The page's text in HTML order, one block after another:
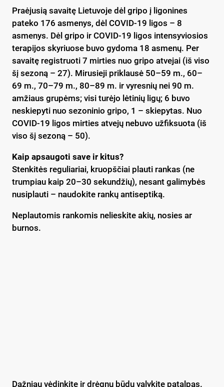
Praėjusią savaitę Lietuvoje dėl gripo į ligonines
pateko 176 asmenys, dėl COVID-19 ligos – 8
asmenys. Dėl gripo ir COVID-19 ligos intensyviosios
terapijos skyriuose buvo gydoma 18 asmenų. Per
savaitę registruoti 7 mirties nuo gripo atvejai (iš viso
šį sezoną – 27). Mirusieji priklausė 50–59 m., 60–
69 m., 70–79 m., 80–89 m. ir vyresnių nei 90 m.
amžiaus grupėms; visi turėjo lėtinių ligų; 6 buvo
neskiepyti nuo sezoninio gripo, 1 – skiepytas. Nuo
COVID-19 ligos mirties atvejų nebuvo užfiksuota (iš
viso šį sezoną – 50).
Kaip apsaugoti save ir kitus?
Stenkitės reguliariai, kruopščiai plauti rankas (ne
trumpiau kaip 20–30 sekundžių), nesant galimybės
nusiplauti – naudokite rankų antiseptiką.
Neplautomis rankomis nelieskite akių, nosies ar
burnos.
Dažniau vėdinkite ir drėgnu būdu valykite patalpas.